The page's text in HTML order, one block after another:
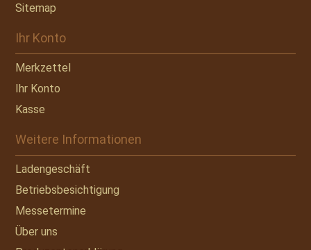
Sitemap
Ihr Konto
Merkzettel
Ihr Konto
Kasse
Weitere Informationen
Ladengeschäft
Betriebsbesichtigung
Messetermine
Über uns